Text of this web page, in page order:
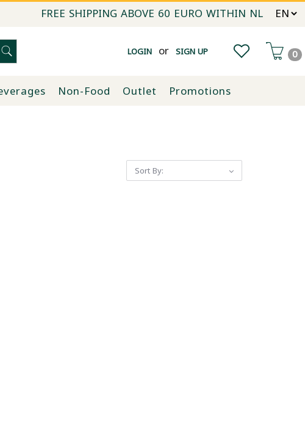
FREE SHIPPING ABOVE 60 EURO WITHIN NL
LOGIN or SIGN UP 0
Non-Food Outlet Promotions
Sort By: